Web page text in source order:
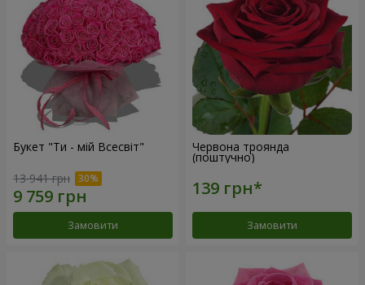
Букет "Ти - мій Всесвіт"
13 941 грн
Замовити
Червона троянда
(поштучно)
Замовити